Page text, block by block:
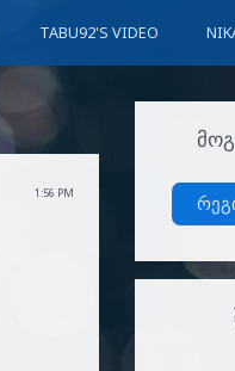
TABU92'S VIDEO
1:56 PM